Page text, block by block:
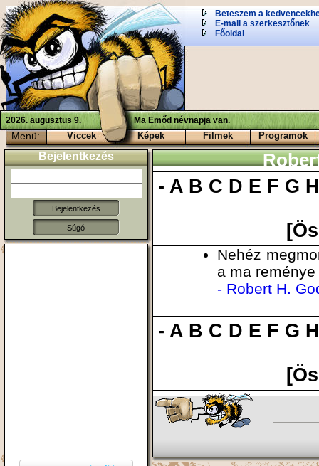
Beteszem a
E-mail a szerkesztőnek
Főoldal
2026. augusztus 9. Ma Emőd névnapja van.
Menü: Viccek Képek Filmek Programok
Bejelentkezés
Súgó
-A B C D E F G
Nehéz
a ma
- Robert H.
-A B C D E F G